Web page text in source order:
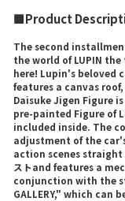
■Product
The second
the world of LUPIN
here! Lupin's beloved
features a canvas
Daisuke Jigen Figure
pre-painted Figure of
included inside. The
adjustment of the
action scenes straight
ストand features a
conjunction with the
GALLERY," which